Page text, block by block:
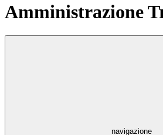
Amministrazione
navigazione